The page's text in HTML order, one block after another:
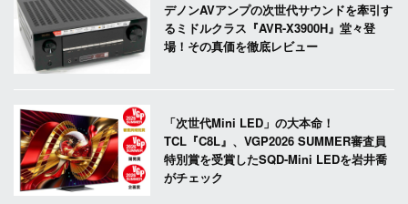
デノンAVアンプの次世代サウンドを牽引す
るミドルクラス『AVR-X3900H』堂々登
場！その真価を徹底レビュー
「次世代Mini LED」の大本命！
TCL『C8L』、VGP2026 SUMMER審査員
特別賞を受賞したSQD-Mini LEDを岩井喬
がチェック